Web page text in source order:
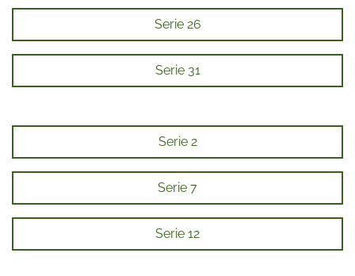
Serie 26
Serie 31
Serie 2
Serie 7
Serie 12